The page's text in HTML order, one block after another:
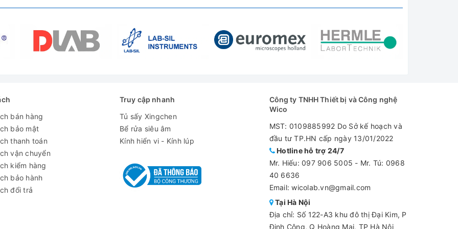
phía sau thiết bị giúp thao tác xả nước dễ dàng, sạch sẽ và an toàn
bán hàng
bảo mật
thanh toán
vận chuyển
kiểm hàng
bảo hành
đổi trả
Truy cập nhanh
Tủ sấy Xingchen
Bể rửa siêu âm
Kính hiển vi - Kính lúp
Công ty TNHH Thiết bị và Công nghệ
Wico
MST: 0109885992 Do Sở kế hoạch và
đầu tư TP.HN cấp ngày 13/01/2022
Hotline hỗ trợ 24/7
Mr. Hiếu: 097 906 5005 - Mr. Tú: 0968
40 6636
Email: wicolab.vn@gmail.com
Tại Hà Nội
Địa chỉ: Số 122-A3 khu đô thị Đại Kim, P
Định Công, Q Hoàng Mai, TP Hà Nội